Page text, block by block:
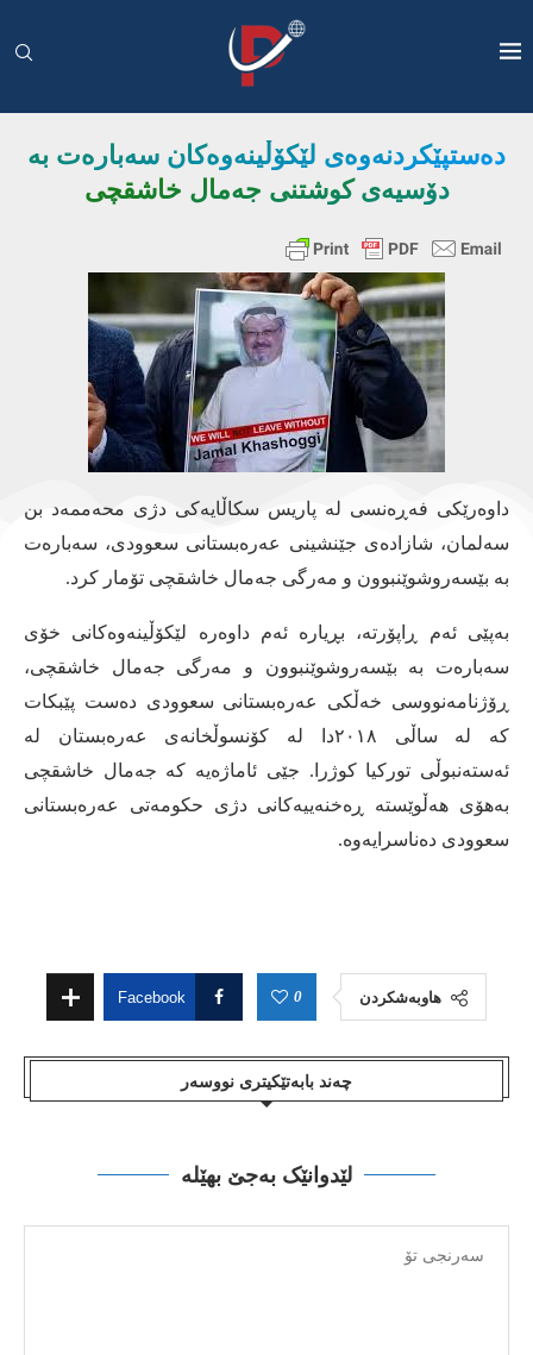
دەستپێکردنەوەی لێکۆڵینەوەکان سەبارەت بە
دۆسیەی کوشتنی جەمال خاشقچی
داوەرێکی فەڕەنسی لە پاریس سکاڵایەکی دژی محەممەد بن
سەلمان، شازادەی جێنشینی عەرەبستانی سعوودی، سەبارەت
بە بێسەروشوێنبوون و مەرگی جەمال خاشقچی تۆمار کرد.
بەپێی ئەم ڕاپۆرتە، بڕیارە ئەم داوەرە لێکۆڵینەوەکانی خۆی
سەبارەت بە بێسەروشوێنبوون و مەرگی جەمال خاشقچی،
ڕۆژنامەنووسی خەڵکی عەرەبستانی سعوودی دەست پێبکات
کە لە ساڵی ٢٠١٨دا لە کۆنسوڵخانەی عەرەبستان لە
ئەستەنبوڵی تورکیا کوژرا . جێی ئاماژەیە کە جەمال خاشقچی
بەهۆی هەڵوێستە ڕەخنەییەکانی دژی حکومەتی عەرەبستانی
سعوودی دەناسرایەوە.
هاوبەشکردن 0
Facebook
چەند بابەتێکیتری نووسەر
لێدوانێک بەجێ بهێلە